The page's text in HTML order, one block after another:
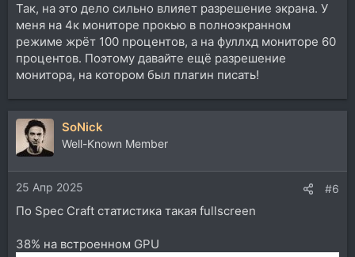
Так, на это дело сильно влияет разрешение экрана. У
меня на 4к мониторе прокью в полноэкранном
режиме жрёт 100 процентов, а на фуллхд мониторе 60
процентов. Поэтому давайте ещё разрешение
монитора, на котором был плагин писать!
SoNick
Well-Known Member
25 Апр 2025 #6
По Spec Craft статистика такая fullscreen
38% на встроенном GPU